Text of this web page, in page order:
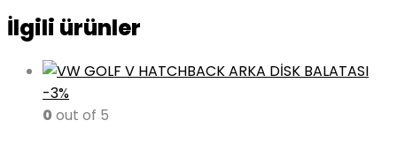
İlgili ürünler
-3%
0 out of 5